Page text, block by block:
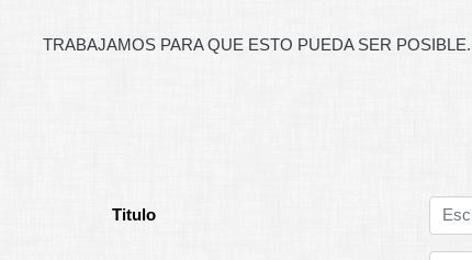
FAQ's
TRABAJAMOS PARA QUE ESTO PUEDA SER
Titulo